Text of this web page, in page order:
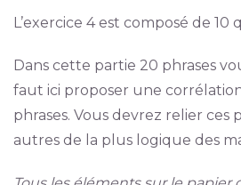
L’exercice 4 est composé de 10
Dans cette partie 20 phrases
faut ici proposer une
phrases. Vous devrez relier ces
autres de la plus logique des